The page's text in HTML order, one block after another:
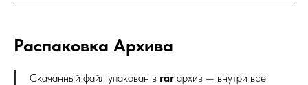
Распаковка Архива
Скачанный файл упакован в rar архив — внутри всё